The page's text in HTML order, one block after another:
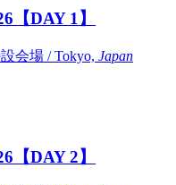
【DAY 1】
会場 / Tokyo, Japan
【DAY 2】